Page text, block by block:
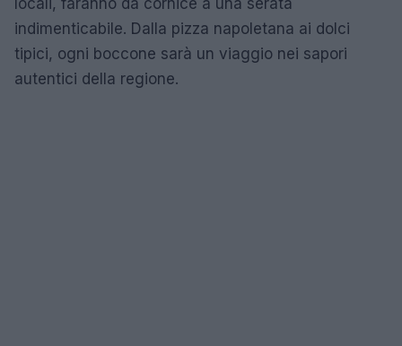
indimenticabile. Dalla pizza napoletana ai dolci
tipici, ogni boccone sarà un viaggio nei sapori
autentici della regione.